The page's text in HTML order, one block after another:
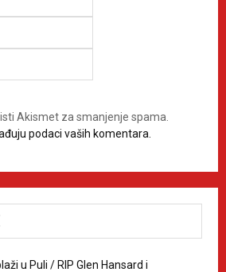
Akismet za smanjenje spama.
podaci vaših komentara.
u Puli / RIP Glen Hansard i